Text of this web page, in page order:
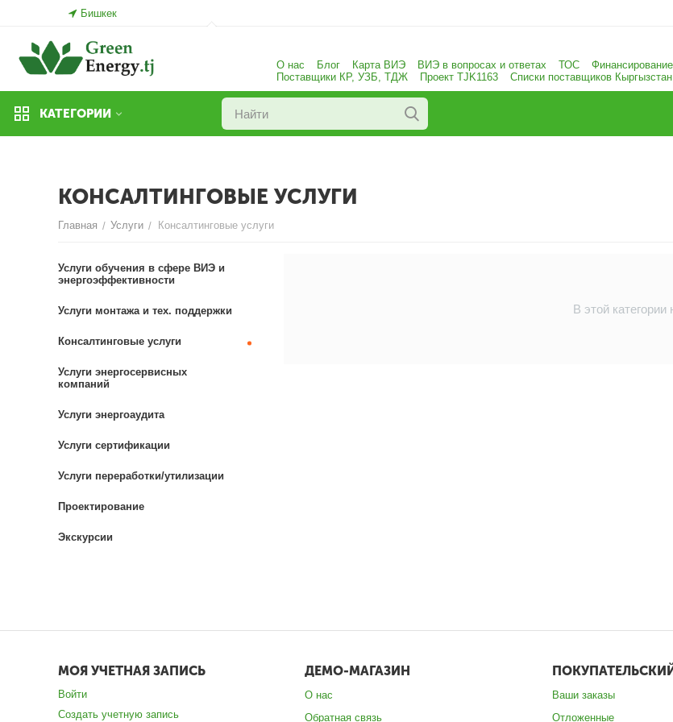
Бишкек
О нас Блог Карта ВИЭ ВИЭ в вопросах и ответах ТОС
Финансирование
Поставщики КР, УЗБ, ТДЖ
Проект TJK1163 Списки поставщиков Кыргызстан
КАТЕГОРИИ
КОНСАЛТИНГОВЫЕ УСЛУГИ
Главная / Услуги / Консалтинговые услуги
В этой категории
Услуги обучения в сфере ВИЭ и
энергоэффективности
Услуги монтажа и тех. поддержки
Консалтинговые услуги
Услуги энергосервисных
компаний
Услуги энергоаудита
Услуги сертификации
Услуги переработки/утилизации
Проектирование
Экскурсии
МОЯ УЧЕТНАЯ ЗАПИСЬ
Войти
Создать учетную запись
ДЕМО-МАГАЗИН
О нас
Обратная связь
Ваши заказы
Отложенные